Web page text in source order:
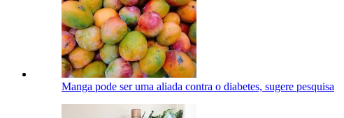
Manga pode ser uma aliada contra o diabetes, sugere pesquisa